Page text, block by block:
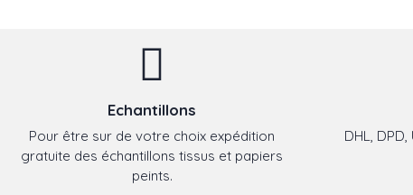
Echantillons
Pour être sur de votre choix expédition
gratuite des échantillons tissus et papiers
peints.
DHL,